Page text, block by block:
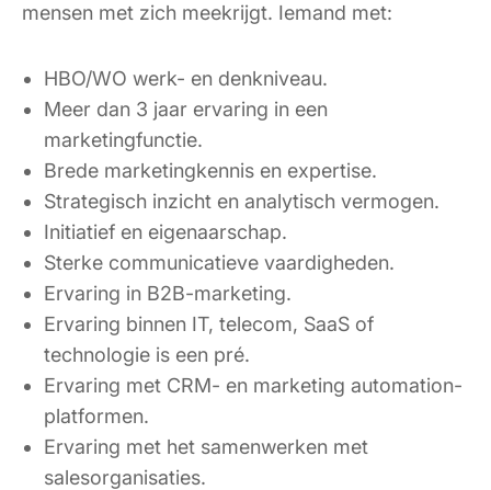
mensen met zich meekrijgt. Iemand met:
HBO/WO werk- en denkniveau.
Meer dan 3 jaar ervaring in een
marketingfunctie.
Brede marketingkennis en expertise.
Strategisch inzicht en analytisch vermogen.
Initiatief en eigenaarschap.
Sterke communicatieve vaardigheden.
Ervaring in B2B-marketing.
Ervaring binnen IT, telecom, SaaS of
technologie is een pré.
Ervaring met CRM- en marketing automation-
platformen.
Ervaring met het samenwerken met
salesorganisaties.